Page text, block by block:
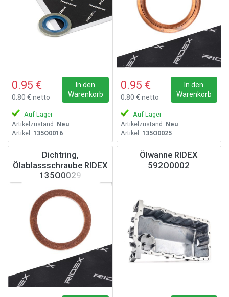
0.95 €
0.80 € netto
In den
Warenkorb
Auf Lager
Artikelzustand: Neu
Artikel: 135O0016
0.95 €
0.80 € netto
In den
Warenkorb
Auf Lager
Artikelzustand: Neu
Artikel: 135O0025
Dichtring,
Ölablassschraube RIDEX
135O0029
Ölwanne RIDEX
592O0002